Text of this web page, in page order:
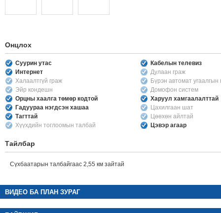
Онцлох
Суурин утас
Кабелын телевиз
Интернет
Дулаан граж
Халаалтгүй граж
Бүрэн автомат
Эйр кондешн
Домофон систем
Орцны хаалга төмөр кодтой
Харуул хамгаалалттай
Гадуураа нэгдсэн хашаа
Цахилгаан шат
Тагттай
Цөөхөн айлтай
Хүүхдийн тоглоомын талбай
Цэвэр агаар
Тайлбар
Сүхбаатарын талбайгаас 2,55 км зайтай
ВИДЕО БА ПЛАН ЗУРАГ